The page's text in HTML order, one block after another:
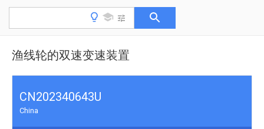
渔线轮的双速变速装置
CN202340643U
China